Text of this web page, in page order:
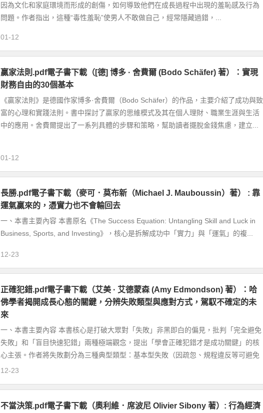
因為文化和家庭環境而形成的創傷，如何導致他們在成長過程中出現的羞恥感及行為
問題。作者指出，這種“毒性羞恥”使男人不敢做自己，經常隱藏過錯，...
01-12
贏家法則.pdf電子書下載（[德] 博多 · 舍費爾 (Bodo Schäfer) 著）：實現
財務自由的30個基本
《贏家法則》是德國作家博多·舍費爾（Bodo Schäfer）的作品，主要介紹了成功與致
富的心理和實踐法則。書中探討了贏家的思維模式及其在個人理財、職業生涯與生活
中的應用。舍費爾提出了一系列具體的步驟和策略，幫助讀者擺脫金錢焦慮，建立...
01-12
長勝.pdf電子書下載（麥可．莫布新（Michael J. Mauboussin）著） : 靠
運氣贏來的，憑實力也不會輸回去
一、本書主要內容 本書原名《The Success Equation: Untangling Skill and Luck in
Business, Sports, and Investing》，核心是拆解成功中「實力」與「運氣」的複...
12-23
正確犯錯.pdf電子書下載（艾美 · 艾德蒙森 (Amy Edmondson) 著）：哈
佛學者揭開成長心態的關鍵，分辨失敗類型與應對方式，駕馭不確定的未
來
一、本書主要內容 本書核心是打破大眾對「失敗」非黑即白的偏見，批判「完全避免
失敗」和「盲目快速犯錯」兩種極端觀念，提出「學會正確犯錯才是成功關鍵」的核
心主張。作者將失敗劃分為三種典型類型：基本型失敗（因疏忽、規程違反等可避免
12-23
不當決策.pdf電子書下載（奧利維．席波尼 Olivier Sibony 著）: 行為經濟